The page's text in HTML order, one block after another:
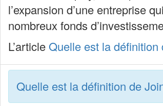
l’expansion d’une entreprise
nombreux fonds
L’articleQuelle est la
Quelle est la définition de